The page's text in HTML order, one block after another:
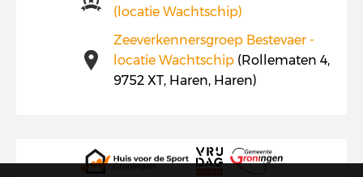
(locatie Wachtschip)
Zeeverkennersgroep Bestevaer -
locatie Wachtschip (Rollematen 4,
9752 XT, Haren, Haren)